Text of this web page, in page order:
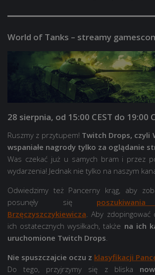
World of Tanks – streamy
28 sierpnia, od 15:00 CEST do 19:00
Ruszmy z przytupem! Twitch Drops, czyli
wspaniałe nagrody tylko za oglądanie
Was czekać już u samych bram i przez
wydarzenia! Jednak nie tylko na naszym
Odwiedzimy też Pancerny krąg, aby
posunęły się
Brzęczyszczykiewicza . Aby
ich ostatecznych wysiłkach, także na ich
uruchomione Twitch Drops
Nie spuszczajcie oczu z klasyfikacji
Do tego, przyjrzymy się z bliska